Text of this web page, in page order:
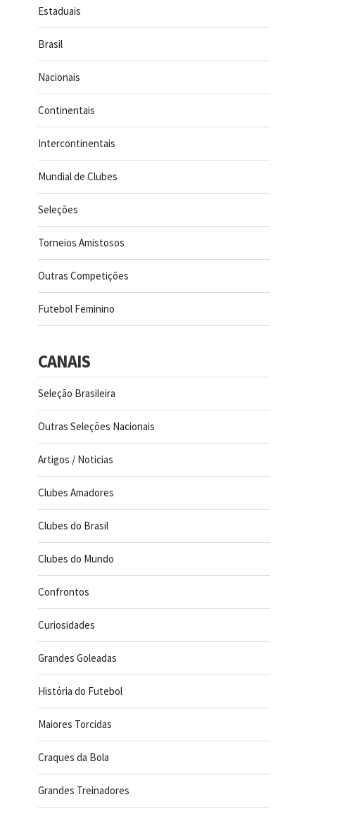
Estaduais
Brasil
Nacionais
Continentais
Intercontinentais
Mundial de Clubes
Seleções
Torneios Amistosos
Outras Competições
Futebol Feminino
CANAIS
Seleção Brasileira
Outras Seleções Nacionais
Artigos / Noticias
Clubes Amadores
Clubes do Brasil
Clubes do Mundo
Confrontos
Curiosidades
Grandes Goleadas
História do Futebol
Maiores Torcidas
Craques da Bola
Grandes Treinadores